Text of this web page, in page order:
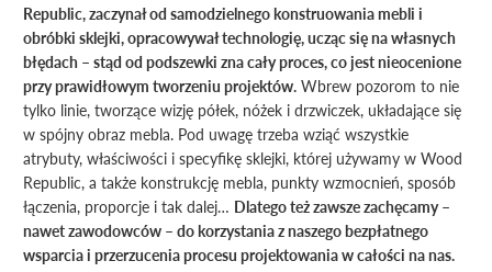
Republic, zaczynał od samodzielnego konstruowania mebli i
obróbki sklejki, opracowywał technologię, ucząc się na własnych
błędach – stąd od podszewki zna cały proces, co jest nieocenione
przy prawidłowym tworzeniu projektów. Wbrew pozorom to nie
tylko linie, tworzące wizję półek, nóżek i drzwiczek, układające się
w spójny obraz mebla. Pod uwagę trzeba wziąć wszystkie
atrybuty, właściwości i specyfikę sklejki, której używamy w Wood
Republic, a także konstrukcję mebla, punkty wzmocnień, sposób
łączenia, proporcje i tak dalej… Dlatego też zawsze zachęcamy –
nawet zawodowców – do korzystania z naszego bezpłatnego
wsparcia i przerzucenia procesu projektowania w całości na nas.